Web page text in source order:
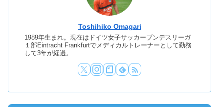
Toshihiko Omagari
1989年生まれ。現在はドイツ女子サッカーブンデスリーガ
１部Eintracht Frankfurtでメディカルトレーナーとして勤務
して3年が経過。